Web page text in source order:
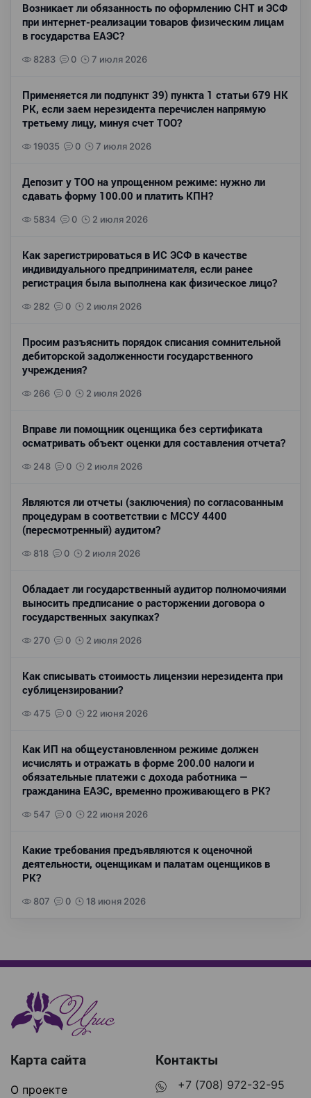
Возникает ли обязанность по оформлению СНТ и ЭСФ
при интернет-реализации товаров физическим лицам
в государства ЕАЭС?
8283 0 7 июля 2026
Применяется ли подпункт 39) пункта 1 статьи 679 НК
РК, если заем нерезидента перечислен напрямую
третьему лицу, минуя счет ТОО?
19035 0 7 июля 2026
Депозит у ТОО на упрощенном режиме: нужно ли
сдавать форму 100.00 и платить КПН?
5834 0 2 июля 2026
Как зарегистрироваться в ИС ЭСФ в качестве
индивидуального предпринимателя, если ранее
регистрация была выполнена как физическое лицо?
282 0 2 июля 2026
Просим разъяснить порядок списания сомнительной
дебиторской задолженности государственного
учреждения?
266 0 2 июля 2026
Вправе ли помощник оценщика без сертификата
осматривать объект оценки для составления отчета?
248 0 2 июля 2026
Являются ли отчеты (заключения) по согласованным
процедурам в соответствии с МССУ 4400
(пересмотренный) аудитом?
818 0 2 июля 2026
Обладает ли государственный аудитор полномочиями
выносить предписание о расторжении договора о
государственных закупках?
270 0 2 июля 2026
Как списывать стоимость лицензии нерезидента при
сублицензировании?
475 0 22 июня 2026
Как ИП на общеустановленном режиме должен
исчислять и отражать в форме 200.00 налоги и
обязательные платежи с дохода работника —
гражданина ЕАЭС, временно проживающего в РК?
547 0 22 июня 2026
Какие требования предъявляются к оценочной
деятельности, оценщикам и палатам оценщиков в
РК?
807 0 18 июня 2026
Карта сайта
О проекте
Контакты
+7 (708) 972-32-95